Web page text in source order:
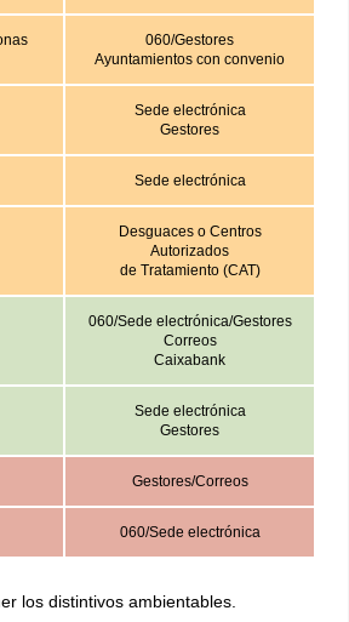
060/Gestores
Ayuntamientos con convenio
Sede electrónica
Gestores
Sede electrónica
Desguaces o Centros
Autorizados
de Tratamiento (CAT)
060/Sede electrónica/Gestores
Correos
Caixabank
Sede electrónica
Gestores
Gestores/Correos
060/Sede electrónica
los distintivos ambientables.